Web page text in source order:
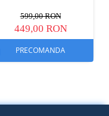
4000mAh, Dual SIM
599,00 RON
449,00 RON
PRECOMANDA